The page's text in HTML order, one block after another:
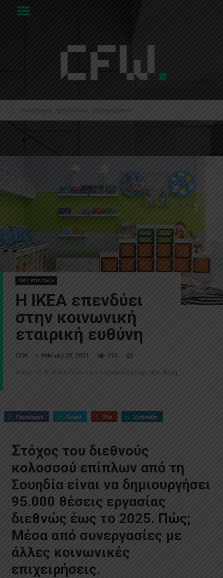
Νέα εταιριών
Η ΙΚΕΑ επενδύει
στην κοινωνική
εταιρική ευθύνη
CFW February 26, 2021 510
Home » Η ΙΚΕΑ επενδύει στην κοινωνική εταιρική ευθύνη
Facebook Tweet Pin LinkedIn
Στόχος του διεθνούς
κολοσσού επίπλων από τη
Σουηδία είναι να δημιουργήσει
95.000 θέσεις εργασίας
διεθνώς έως το 2025. Πώς;
Μέσα από συνεργασίες με
άλλες κοινωνικές
επιχειρήσεις.